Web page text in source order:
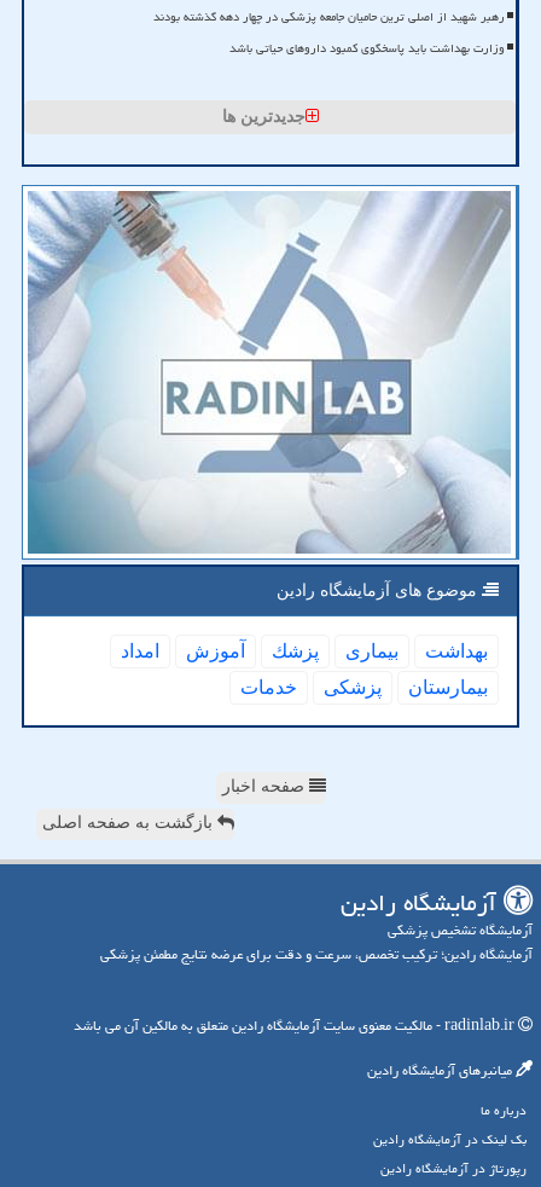
رهبر شهید از اصلی ترین حامیان جامعه پزشکی در چهار دهه گذشته بودند
وزارت بهداشت باید پاسخگوی کمبود داروهای حیاتی باشد
جدیدترین ها
موضوع های آزمایشگاه رادین
بهداشت بیماری پزشك آموزش
امداد
بیمارستان
پزشكی خدمات
صفحه اخبار
بازگشت به صفحه اصلی
آزمایشگاه رادین
آزمایشگاه تشخیص پزشکی
آزمایشگاه رادین؛ ترکیب تخصص، سرعت و دقت برای عرضه نتایج مطمئن پزشکی
میانبرهای آزمایشگاه رادین
درباره ما
بک لینک در آزمایشگاه رادین
رپورتاژ در آزمایشگاه رادین